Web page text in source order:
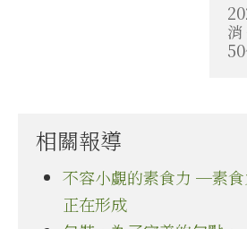
相關報導
不容小覷的素食力 ─素
正在形成